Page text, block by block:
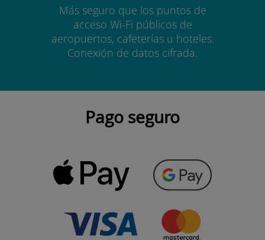
Más seguro que los puntos de
acceso Wi-Fi públicos de
aeropuertos, cafeterías u hoteles.
Conexión de datos cifrada.
Pago seguro